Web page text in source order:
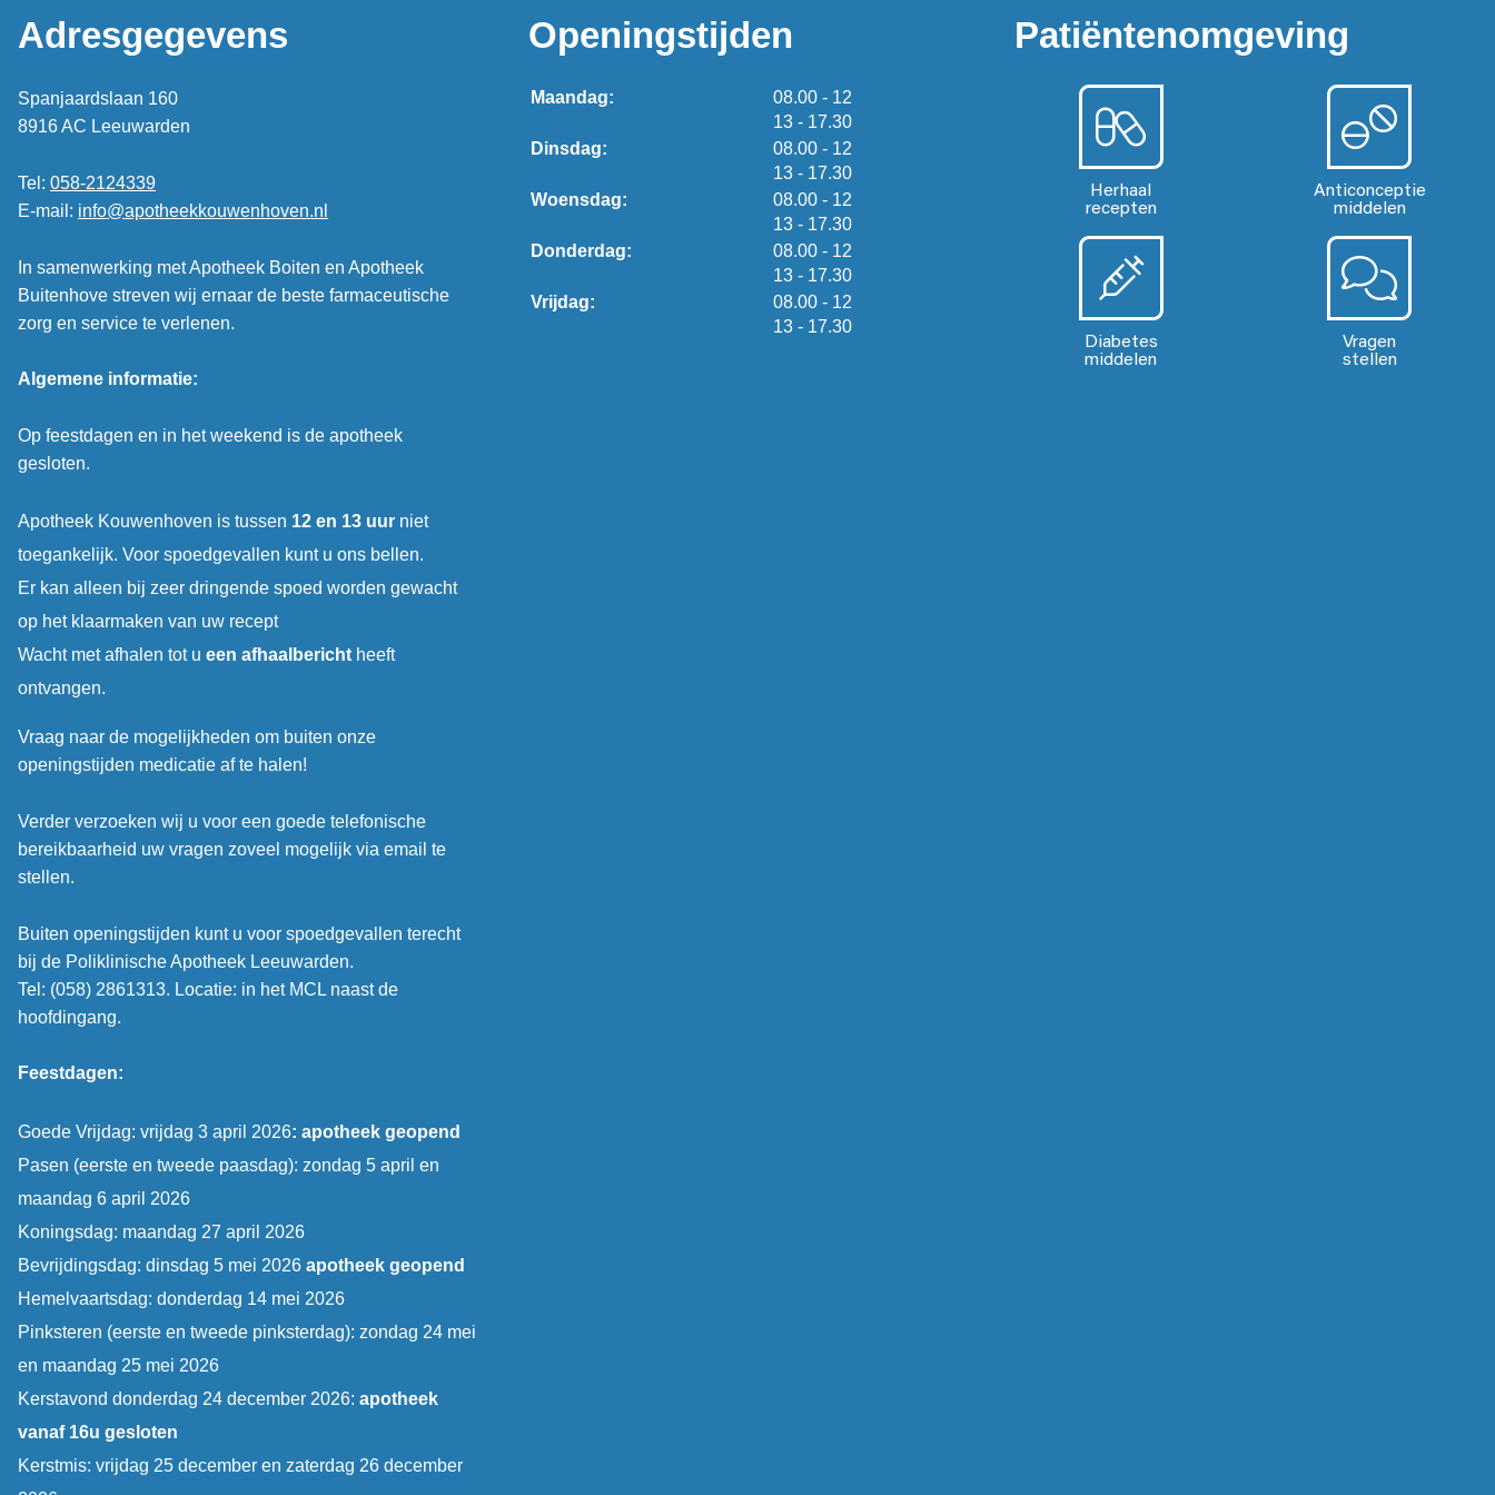
Adresgegevens
Spanjaardslaan 160
8916 AC Leeuwarden
Tel: 058-2124339
E-mail: info@apotheekkouwenhoven.nl
In samenwerking met Apotheek Boiten en Apotheek
Buitenhove streven wij ernaar de beste farmaceutische
zorg en service te verlenen.
Algemene informatie:
Op feestdagen en in het weekend is de apotheek
gesloten.
Apotheek Kouwenhoven is tussen 12 en 13 uur niet
toegankelijk. Voor spoedgevallen kunt u ons bellen.
Er kan alleen bij zeer dringende spoed worden gewacht
op het klaarmaken van uw recept
Wacht met afhalen tot u een afhaalbericht heeft
ontvangen.
Vraag naar de mogelijkheden om buiten onze
openingstijden medicatie af te halen!
Verder verzoeken wij u voor een goede telefonische
bereikbaarheid uw vragen zoveel mogelijk via email te
stellen.
Buiten openingstijden kunt u voor spoedgevallen terecht
bij de Poliklinische Apotheek Leeuwarden.
Tel: (058) 2861313. Locatie: in het MCL naast de
hoofdingang.
Feestdagen:
Goede Vrijdag: vrijdag 3 april 2026: apotheek geopend
Pasen (eerste en tweede paasdag): zondag 5 april en
maandag 6 april 2026
Koningsdag: maandag 27 april 2026
Bevrijdingsdag: dinsdag 5 mei 2026 apotheek geopend
Hemelvaartsdag: donderdag 14 mei 2026
Pinksteren (eerste en tweede pinksterdag): zondag 24 mei
en maandag 25 mei 2026
Kerstavond donderdag 24 december 2026: apotheek
vanaf 16u gesloten
Kerstmis: vrijdag 25 december en zaterdag 26 december
Openingstijden
Maandag: 08.00 tot
- 12
13 tot
- 17.30
Dinsdag:
08.00 tot
- 12
13 tot
- 17.30
Woensdag:
08.00 tot
- 12
13 tot
- 17.30
Donderdag:
08.00 tot
- 12
13 tot
- 17.30
Vrijdag:
08.00 tot
- 12
13 tot
- 17.30
Patiëntenomgeving
Herhaal
recepten
Anticonceptie
middelen
Diabetes
middelen
Vragen
stellen